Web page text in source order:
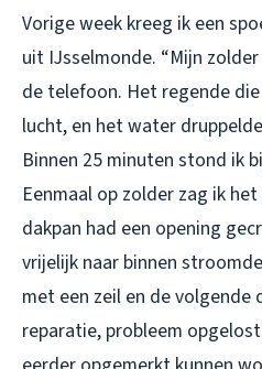
Vorige week kreeg ik een
uit IJsselmonde. “Mijn
de telefoon. Het regende
lucht, en het water
Binnen 25 minuten stond ik
Eenmaal op zolder zag ik
dakpan had een opening
vrijelijk naar binnen
met een zeil en de volgende
reparatie, probleem